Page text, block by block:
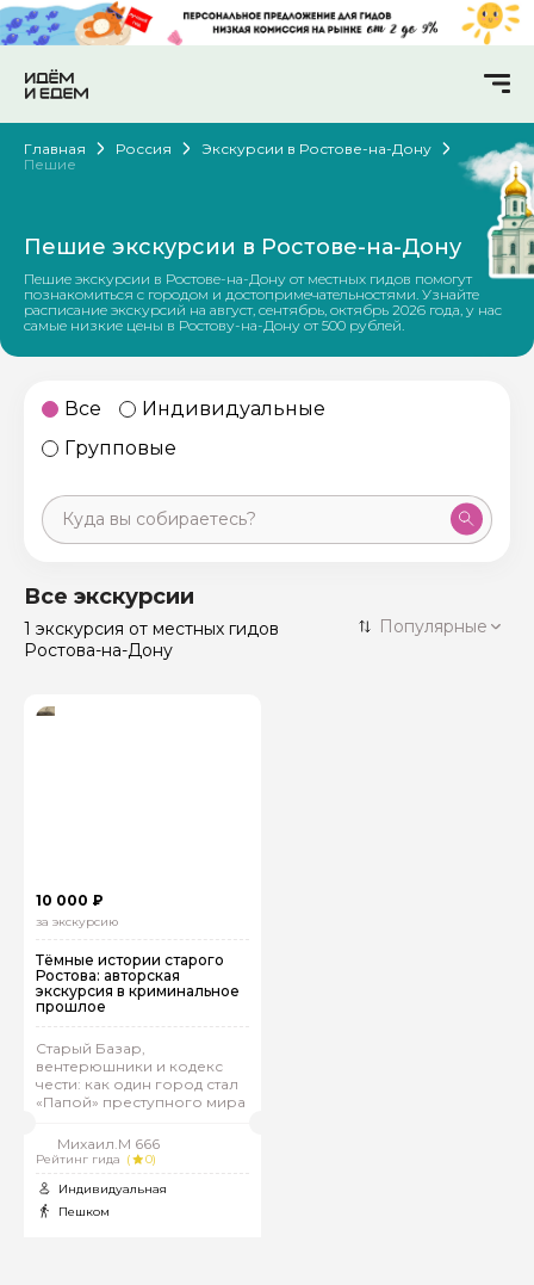
Главная Россия
Экскурсии в Ростове-на-Дону
Пешие
Пешие экскурсии в Ростове-на-Дону
Пешие экскурсии в Ростове-на-Дону от местных гидов помогут
познакомиться с городом и достопримечательностями. Узнайте
расписание экскурсий на август, сентябрь, октябрь 2026 года, у нас
самые низкие цены в Ростову-на-Дону от 500 рублей.
Все
Индивидуальные
Групповые
Санкт-Петербург
Россия
50 экскурсий
Все экскурсии
1 экскурсия от местных гидов
Ростова-на-Дону
Популярные
10 000 ₽
за экскурсию
Тёмные истории старого
Ростова: авторская
экскурсия в криминальное
прошлое
Старый Базар,
вентерюшники и кодекс
чести: как один город стал
«Папой» преступного мира
Михаил.М 666
Рейтинг гида (
0)
Индивидуальная
Пешком